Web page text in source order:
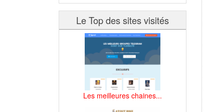
Le Top des sites visités
Les meilleures chaines...